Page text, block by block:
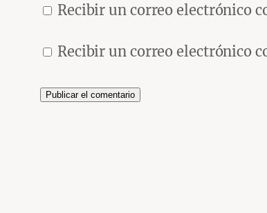
Recibir un correo electrónico
Recibir un correo electrónico